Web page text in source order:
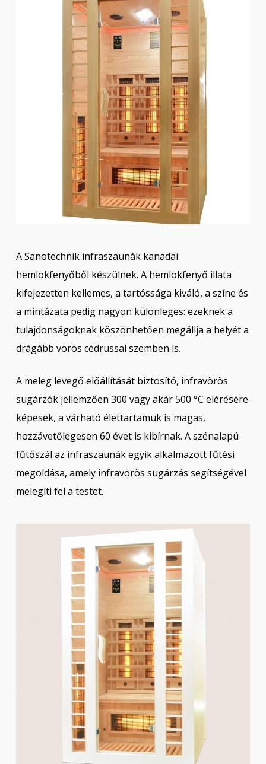
A Sanotechnik infraszaunák kanadai
hemlokfenyőből készülnek. A hemlokfenyő illata
kifejezetten kellemes, a tartóssága kiváló, a színe és
a mintázata pedig nagyon különleges: ezeknek a
tulajdonságoknak köszönhetően megállja a helyét a
drágább vörös cédrussal szemben is.
A meleg levegő előállítását biztosító, infravörös
sugárzók jellemzően 300 vagy akár 500 °C elérésére
képesek, a várható élettartamuk is magas,
hozzávetőlegesen 60 évet is kibírnak. A szénalapú
fűtőszál az infraszaunák egyik alkalmazott fűtési
megoldása, amely infravörös sugárzás segítségével
melegíti fel a testet.